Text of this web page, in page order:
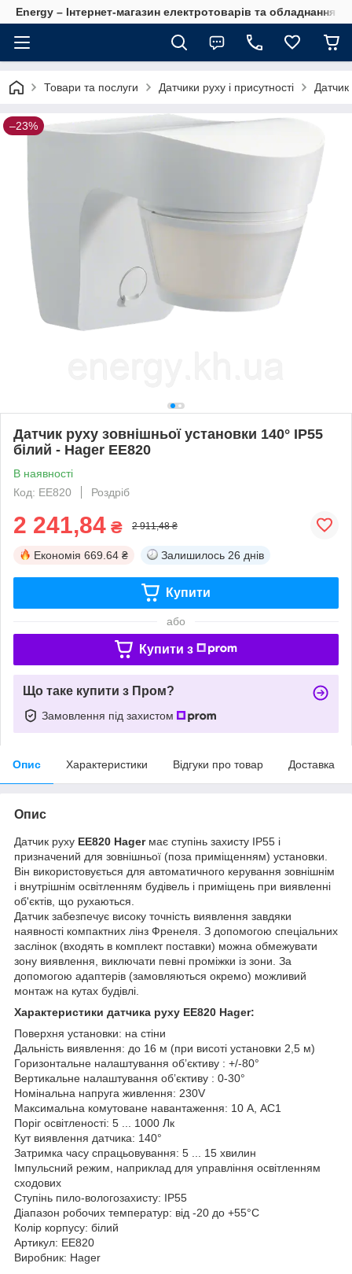
Energy – Інтернет-магазин електротоварів та обладнання
Товари та послуги Датчики руху і присутності
–23%
Датчик руху зовнішньої установки 140° IP55
білий - Hager EE820
В наявності
Код: EE820
Роздріб
2 241,84 ₴ 2 911,48 ₴
Економія 669.64 ₴ Залишилось 26 днів
Купити
або
Купити з
Що таке купити з Пром?
Замовлення під захистом
Опис Характеристики Відгуки про товар Доставка
Опис
Датчик руху EE820 Hagerмає ступінь захисту IP55 і
призначений для зовнішньої (поза приміщенням) установки.
Він використовується для автоматичного керування зовнішнім
і внутрішнім освітленням будівель і приміщень при виявленні
об'єктів, що рухаються.
Датчик забезпечує високу точність виявлення завдяки
наявності компактних лінз Френеля. З допомогою спеціальних
заслінок (входять в комплект поставки) можна обмежувати
зону виявлення, виключати певні проміжки із зони. За
допомогою адаптерів (замовляються окремо) можливий
монтаж на кутах будівлі.
Характеристики датчика руху EE820 Hager:
Поверхня установки: на стіни
Дальність виявлення: до 16 м (при висоті установки 2,5 м)
Горизонтальне налаштування обʼєктиву : +/-80°
Вертикальне налаштування обʼєктиву : 0-30°
Номінальна напруга живлення: 230V
Максимальна комутоване навантаження: 10 А, АС1
Поріг освітленості: 5 ... 1000 Лк
Кут виявлення датчика: 140°
Затримка часу спрацьовування: 5 ... 15 хвилин
Імпульсний режим, наприклад для управління освітленням
сходових
Ступінь пило-вологозахисту: IP55
Діапазон робочих температур: від -20 до +55°C
Колір корпусу: білий
Артикул: EE820
Виробник: Hager